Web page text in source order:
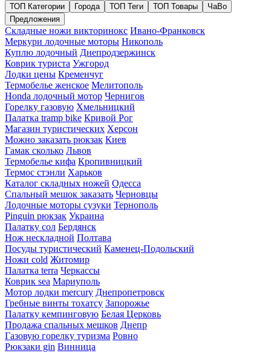
ТОП Категории Города ТОП Теги ТОП Товары
ЧаВо
Предложения
Складные ножи викторинокс Ивано-Франковск
Меркури лодочные моторы Никополь
Куплю лодочный Днепродзержинск
Коврик туриста Ужгород
Лодки цены Кременчуг
Термобелье женское Мелитополь
Honda лодочный мотор Чернигов
Горелку газовую Хмельницкий
Палатка tramp bike Кривой Рог
Магазин туристических Херсон
Можно заказать рюкзак Киев
Гамак сколько Львов
Термобелье кифа Кропивницкий
Термос стэнли Харьков
Каталог складных ножей Одесса
Спальный мешок заказать Черновцы
Лодочные моторы сузуки Тернополь
Pinguin рюкзак Украина
Палатку сол Бердянск
Нож нескладной Полтава
Посуды туристический Каменец-Подольский
Ножи cold Житомир
Палатка terra Черкассы
Коврик sea Мариуполь
Мотор лодки mercury Днепропетровск
Гребные винты тохатсу Запорожье
Палатку кемпинговую Белая Церковь
Продажа спальных мешков Днепр
Газовую горелку туризма Ровно
Рюкзаки gin Винница